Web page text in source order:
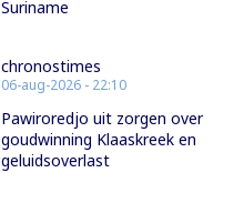
Suriname
chronostimes
06-aug-2026 - 22:10
Pawiroredjo uit zorgen over
goudwinning Klaaskreek en
geluidsoverlast